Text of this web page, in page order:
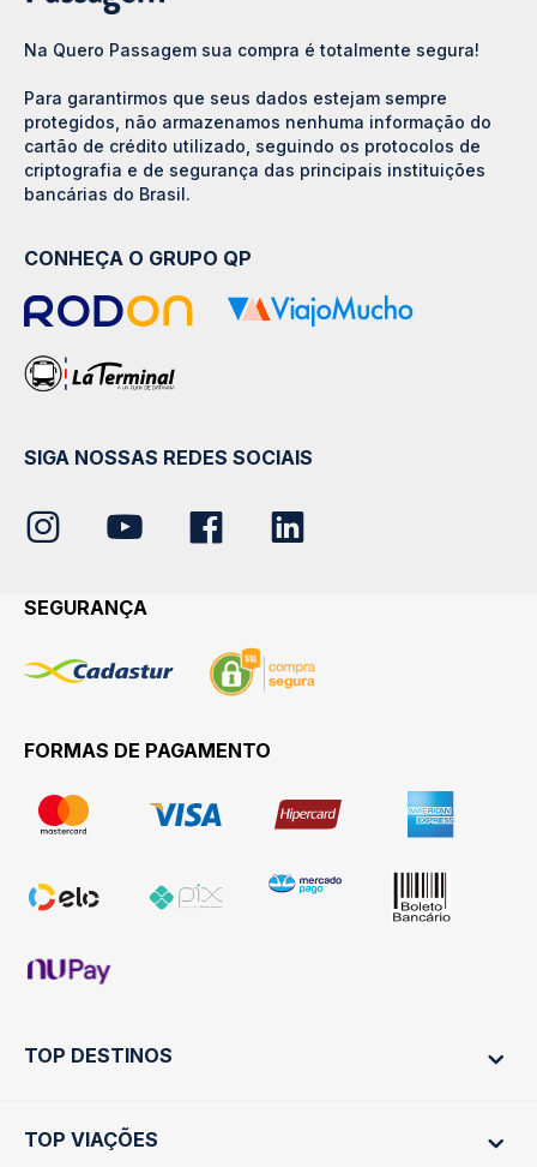
Na Quero Passagem sua compra é totalmente segura!
Para garantirmos que seus dados estejam sempre
protegidos, não armazenamos nenhuma informação do
cartão de crédito utilizado, seguindo os protocolos de
criptografia e de segurança das principais instituições
bancárias do Brasil.
CONHEÇA O GRUPO QP
SIGA NOSSAS REDES SOCIAIS
SEGURANÇA
FORMAS DE PAGAMENTO
TOP DESTINOS
Ônibus Rio de Janeiro
TOP VIAÇÕES